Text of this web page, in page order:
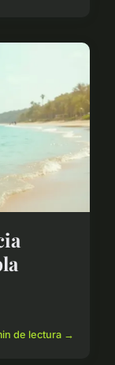
de lectura →